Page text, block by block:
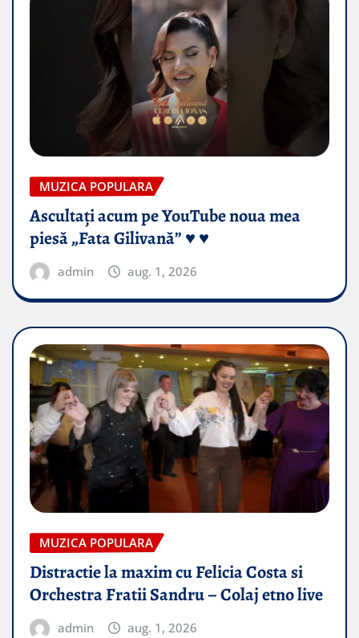
MUZICA POPULARA
Ascultați acum pe YouTube noua mea
piesă „Fata Gilivană” ♥️ ♥️
admin aug. 1, 2026
MUZICA POPULARA
Distractie la maxim cu Felicia Costa si
Orchestra Fratii Sandru – Colaj etno live
admin aug. 1, 2026